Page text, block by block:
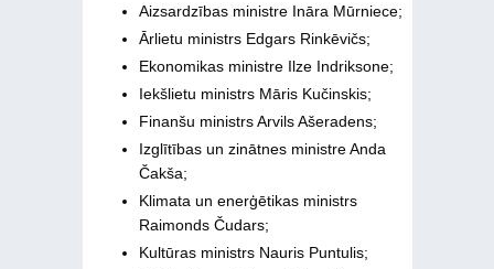
Aizsardzības ministre Ināra Mūrniece;
Ārlietu ministrs Edgars Rinkēvičs;
Ekonomikas ministre Ilze Indriksone;
Iekšlietu ministrs Māris Kučinskis;
Finanšu ministrs Arvils Ašeradens;
Izglītības un zinātnes ministre Anda
Čakša;
Klimata un enerģētikas ministrs
Raimonds Čudars;
Kultūras ministrs Nauris Puntulis;